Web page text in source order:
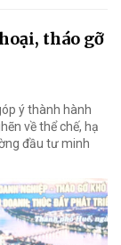
tháo gỡ
ý thành hành
về thể chế, hạ
đầu tư minh